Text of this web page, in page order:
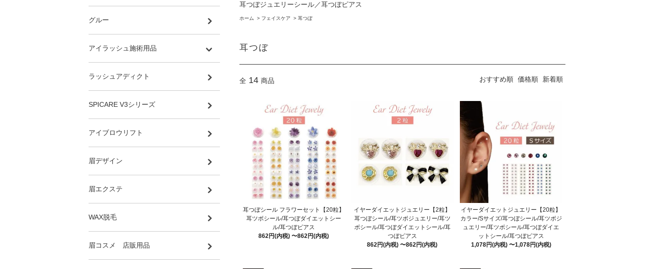
耳つぼジュエリーシール／耳つぼピアス
ホーム > フェイスケア > 耳つぼ
耳つぼ
全 14 商品 おすすめ順 価格順 新着順
耳つぼシール フラワーセット【20粒】
耳ツボシール/耳つぼダイエットシー
ル/耳つぼピアス
862円(内税) 〜862円(内税)
イヤーダイエットジュエリー【2粒】
耳つぼシール/耳ツボジュエリー/耳ツ
ボシール/耳つぼダイエットシール/耳
つぼピアス
862円(内税) 〜862円(内税)
イヤーダイエットジュエリー【20粒】
カラー/Sサイズ/耳つぼシール/耳ツボジ
ュエリー/耳ツボシール/耳つぼダイエ
ットシール/耳つぼピアス
1,078円(内税) 〜1,078円(内税)
グルー
アイラッシュ施術用品
ラッシュアディクト
SPICARE V3シリーズ
アイブロウリフト
眉デザイン
眉エクステ
WAX脱毛
眉コスメ 店販用品